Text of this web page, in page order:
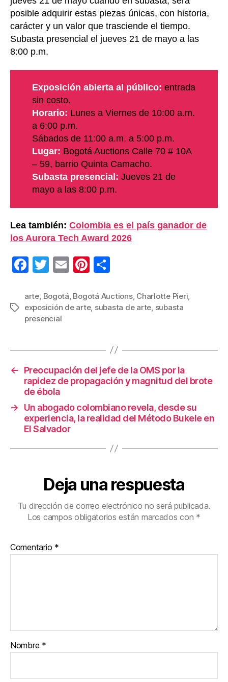
posible adquirir estas piezas únicas, con historia,
carácter y un valor que trasciende el tiempo.
Subasta presencial el jueves 21 de mayo a las
8:00 p.m.
Exposición abierta al público: entrada
sin costo.
Horario: Lunes a Viernes de 10:00 a.m.
a 6:00 p.m.
Sábados de 11:00 a.m. a 5:00 p.m.
Lugar: Bogotá Auctions Calle 70 # 10A
– 59, barrio Quinta Camacho.
Subasta presencial: Jueves 21 de
mayo a las 8:00 p.m.
Lea también: Colombia es el país ganador de
los Aurora Tech Award 2026
F
c
e
o
o
k
T
tt
er
E
ail
Pi
er
e
m
p
tir
Etiquetas
arte Bogotá Bogotá Auctions, Charlotte Pieri
exposición de arte, subasta de arte subasta
presencial
←
Preocupación del jefe de la OMS por la
rapidez de propagación y magnitud del brote
de ébola
→
Un abogado colombiano revela, desde su
experiencia, la realidad del Método Bukele en
El Salvador
Deja una respuesta
Tu dirección de correo electrónico no será publicada.
Los campos obligatorios están marcados con *
Comentario *
Nombre *